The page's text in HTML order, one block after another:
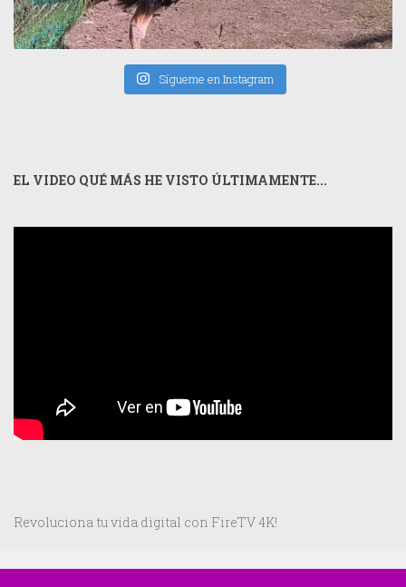
Sígueme en Instagram
EL VIDEO QUÉ MÁS HE VISTO ÚLTIMAMENTE...
Revoluciona tu vida digital con FireTV 4K!